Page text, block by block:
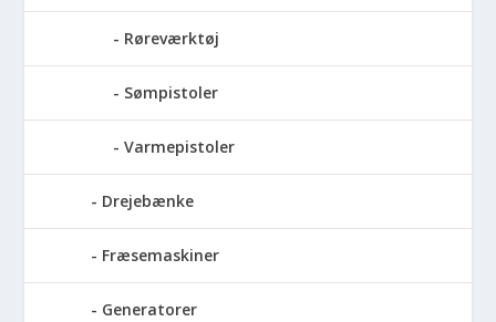
Røreværktøj
Sømpistoler
Varmepistoler
Drejebænke
Fræsemaskiner
Generatorer